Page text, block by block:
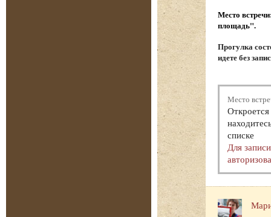
Место
площадь".
Прогулка
идете без
Место
списке
Для